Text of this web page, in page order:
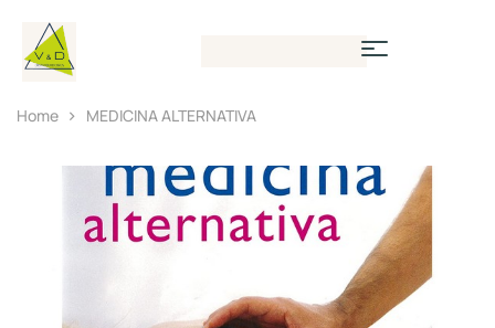
Home MEDICINA ALTERNATIVA